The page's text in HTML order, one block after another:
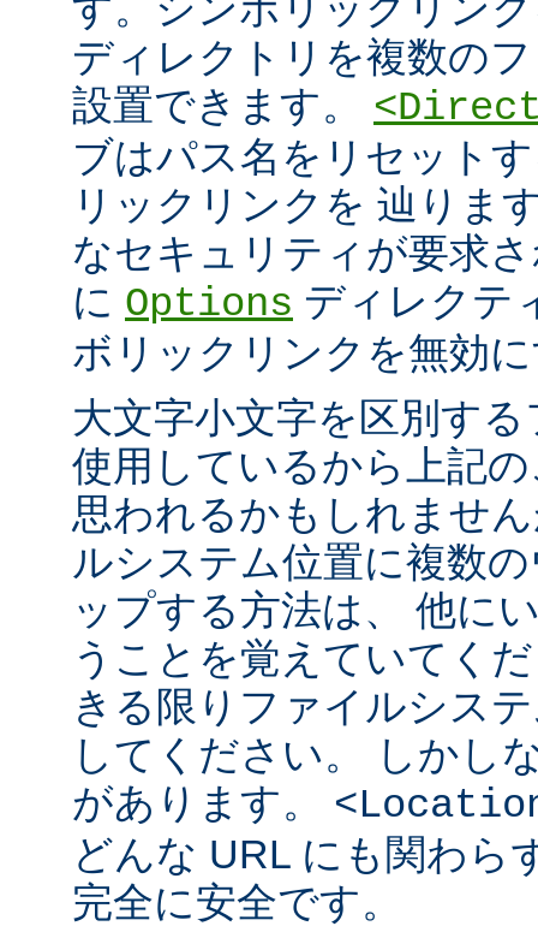
ディレクトリを複数の
設置できます。
ブはパス名をリセット
リックリンクを 辿りま
なセキュリティが要求
に Options ディレクテ
ボリックリンクを無効
大文字小文字を区別す
使用しているから上記
思われるかもしれませ
ルシステム位置に複数
ップする方法は、 他に
うことを覚えていてく
きる限りファイルシス
してください。 しかし
があります。
どんな URL にも関わら
完全に安全です。